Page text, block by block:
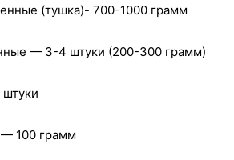
(тушка)- 700-1000 грамм
— 3-4 штуки (200-300 грамм)
100 грамм